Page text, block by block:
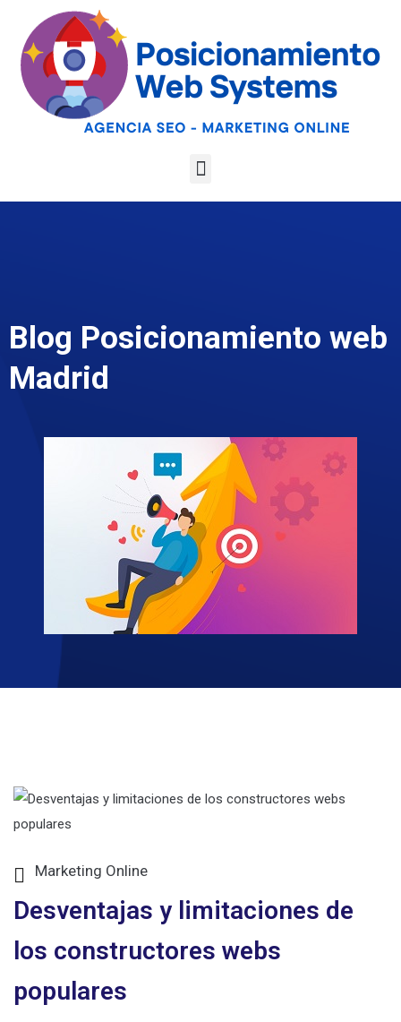
Blog Posicionamiento web
Madrid
Marketing Online
Desventajas y limitaciones de
los constructores webs
populares
Optimiza tu web
para las AI
Google
Overviews y los
LLMs
Analiza tu web gratis